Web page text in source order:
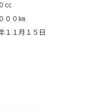
㏄
００㎞
１月１５日